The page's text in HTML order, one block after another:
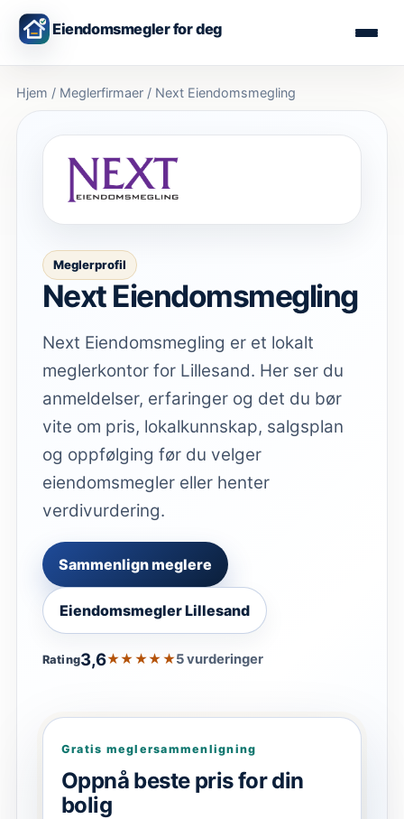
Eiendomsmegler for deg
Hjem / Meglerfirmaer / Next Eiendomsmegling
Meglerprofil
Next Eiendomsmegling
Next Eiendomsmegling er et lokalt
meglerkontor for Lillesand. Her ser du
anmeldelser, erfaringer og det du bør
vite om pris, lokalkunnskap, salgsplan
og oppfølging før du velger
eiendomsmegler eller henter
verdivurdering.
Sammenlign meglere
Eiendomsmegler Lillesand
Rating3,6★★★★★5 vurderinger
Gratis meglersammenligning
Oppnå beste pris for din
bolig